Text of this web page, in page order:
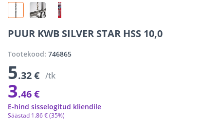
PUUR KWB SILVER STAR HSS 10,0
Tootekood: 746865
5.32 € /tk
3.46 €
Säästad 1.86 €(35%)
E-hind sisselogitud kliendile